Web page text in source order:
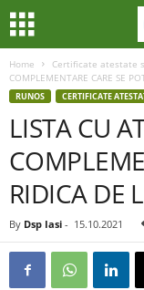
Home Certificate atestate
COMPLEMENTARE CARE SE
RUNOS CERTIFICATE
LISTA CU
RIDICA DE
By Dsp Iasi - 15.10.2021